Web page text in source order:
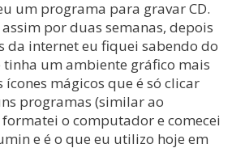
um programa para gravar CD.
por duas semanas, depois
da internet eu fiquei sabendo do
um ambiente gráfico mais
mágicos que é só clicar
programas (similar ao
o computador e comecei
e é o que eu utilizo hoje em